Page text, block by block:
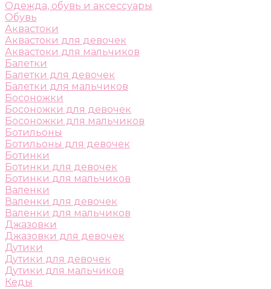
Одежда, обувь и аксессуары
Обувь
Аквастоки
Аквастоки для девочек
Аквастоки для мальчиков
Балетки
Балетки для девочек
Балетки для мальчиков
Босоножки
Босоножки для девочек
Босоножки для мальчиков
Ботильоны
Ботильоны для девочек
Ботинки
Ботинки для девочек
Ботинки для мальчиков
Валенки
Валенки для девочек
Валенки для мальчиков
Джазовки
Джазовки для девочек
Дутики
Дутики для девочек
Дутики для мальчиков
Кеды